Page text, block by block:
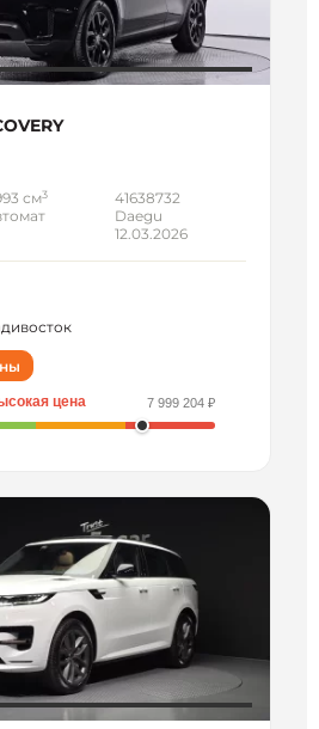
см3
41638732
Daegu
12.03.2026
цена 7 999 204 ₽